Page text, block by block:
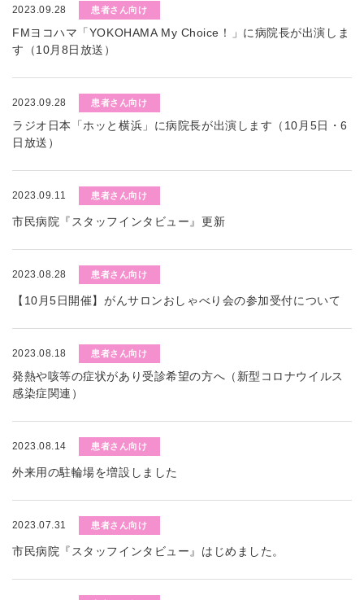
2023.09.28 患者さん向け
FMヨコハマ「YOKOHAMA My Choice！」に病院長が出演しま
す（10月8日放送）
2023.09.28 患者さん向け
ラジオ日本「ホッと横浜」に病院長が出演します（10月5日・6
日放送）
2023.09.11 患者さん向け
市民病院『スタッフインタビュー』更新
2023.08.28 患者さん向け
【10月5日開催】がんサロンおしゃべり会の参加受付について
2023.08.18 患者さん向け
発熱や咳等の症状があり受診希望の方へ（新型コロナウイルス
感染症関連）
2023.08.14 患者さん向け
外来用の駐輪場を増設しました
2023.07.31 患者さん向け
市民病院『スタッフインタビュー』はじめました。